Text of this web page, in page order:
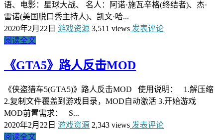
语、电影：星球大战、 名人：阿诺·施瓦辛格(终结者)、杰·
雷诺(美国脱口秀主持人)、凯文·哈...
2020年2月22日 游戏资源 3,511 views 发表评论
阅读全文
《GTA5》路人反击MOD
《侠盗猎车5(GTA5)》路人反击MOD 使用说明： 1.解压缩
2.复制文件覆盖到游戏目录，MOD自动激活 3.开始游戏
MOD前置需求： S...
2020年2月22日 游戏资源 2,343 views 发表评论
阅读全文